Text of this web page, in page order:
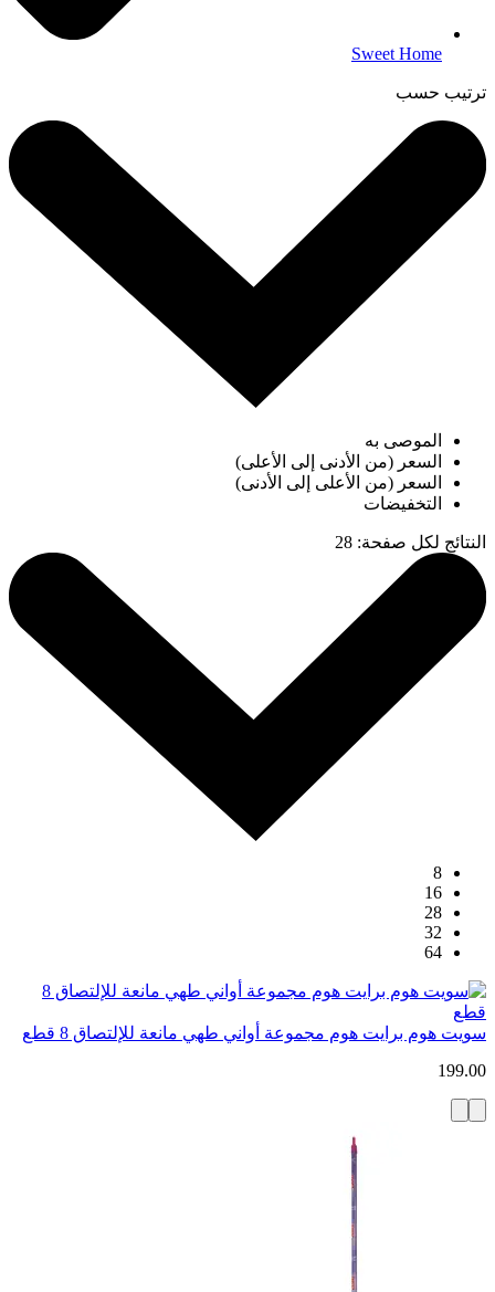
Sweet Home
ترتيب حسب
الموصى به
السعر (من الأدنى إلى الأعلى)
السعر (من الأعلى إلى الأدنى)
التخفيضات
النتائج لكل صفحة:
28
8
16
28
32
64
سويت هوم برايت هوم مجموعة أواني طهي مانعة للإلتصاق 8 قطع
199.00